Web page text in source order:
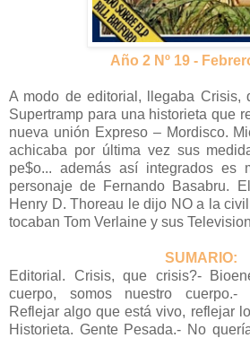
Año 2 Nº 19 -
A modo de editorial, llegaba Crisis,
Supertramp para una historieta que
nueva unión Expreso – Mordisco.
achicaba por última vez sus
pe$o... además así integrados es
personaje de Fernando Basabru.
Henry D. Thoreau le dijo NO a la
tocaban Tom Verlaine y sus
SUMARIO:
Editorial. Crisis, que crisis?-
cuerpo, somos nuestro cuerpo.-
Reflejar algo que está vivo, reflejar
Historieta. Gente Pesada.- No